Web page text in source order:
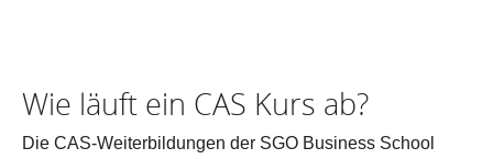
Wie läuft ein CAS Kurs ab?
Die CAS-Weiterbildungen der SGO Business School